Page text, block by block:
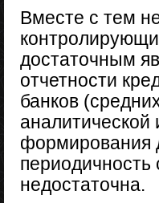
Вместе с тем
достаточным
отчетности
банков
формирования
периодичность
недостаточна.